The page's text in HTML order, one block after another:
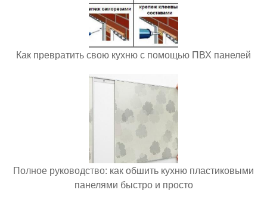
Как превратить свою кухню с помощью ПВХ панелей
Полное руководство: как обшить кухню пластиковыми
панелями быстро и просто